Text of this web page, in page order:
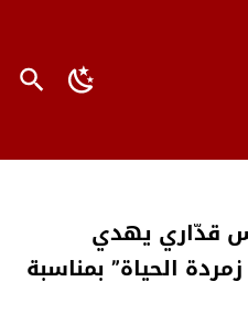
قدّاري يهدي
الحياة” بمناسبة